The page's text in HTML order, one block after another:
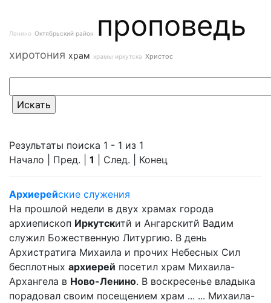
Ленино Октябрьский район проповедь
хиротония храм храмы иркутска Христос
Результаты поиска 1 - 1 из 1
Начало | Пред. | 1 | След. | Конец
Архиерейские служения
На прошлой недели в двух храмах города
архиепископ Иркутскитй и Ангарскитй Вадим
служил Божественную Литургию. В день
Архистратига Михаила и прочих Небесных Сил
бесплотных архиерей посетил храм Михаила-
Архангела в Ново-Ленино. В воскресенье владыка
порадовал своим посещением храм ... ... Михаила-